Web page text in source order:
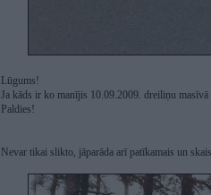
Lūgums!
Ja kāds ir ko manījis 10.09.2009. dreiliņu
Paldies!
Nevar tikai slikto, jāparāda arī patīkamais un